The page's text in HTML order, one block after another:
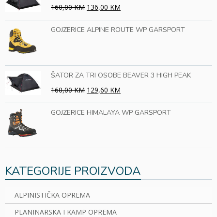
160,00 KM 136,00 KM
GOJZERICE ALPINE ROUTE WP GARSPORT
ŠATOR ZA TRI OSOBE BEAVER 3 HIGH PEAK
160,00 KM 129,60 KM
GOJZERICE HIMALAYA WP GARSPORT
KATEGORIJE PROIZVODA
ALPINISTIČKA OPREMA
PLANINARSKA I KAMP OPREMA